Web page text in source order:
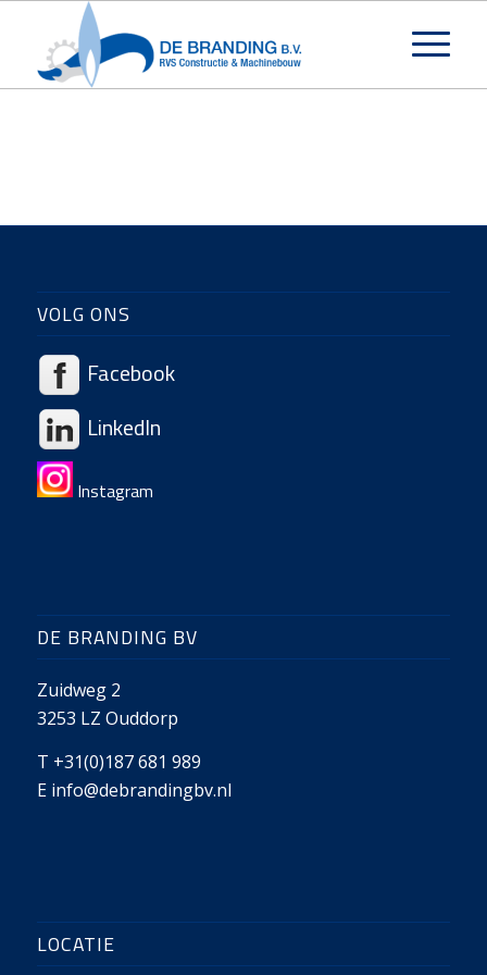
VOLG ONS
Facebook
LinkedIn
Instagram
DE BRANDING BV
Zuidweg 2
3253 LZ Ouddorp
T +31(0)187 681 989
E info@debrandingbv.nl
LOCATIE